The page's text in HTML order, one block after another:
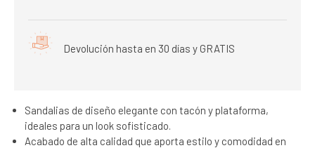
Devolución hasta en 30 días y GRATIS
Sandalias de diseño elegante con tacón y plataforma,
ideales para un look sofisticado.
Acabado de alta calidad que aporta estilo y comodidad en